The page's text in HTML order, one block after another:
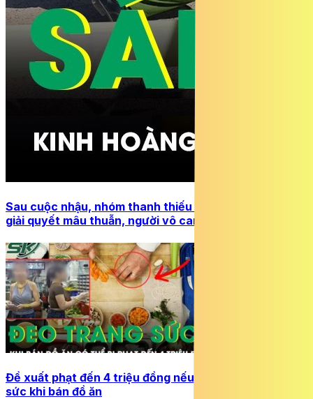
Sau cuộc nhậu, nhóm thanh thiếu niên mang dao đi
giải quyết mâu thuẫn, người vô can lãnh hậu quả
Đề xuất phạt đến 4 triệu đồng nếu đeo đồng hồ, trang
sức khi bán đồ ăn